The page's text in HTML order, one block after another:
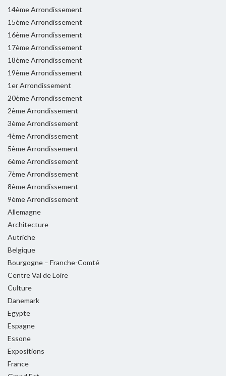
14ème Arrondissement
15ème Arrondissement
16ème Arrondissement
17ème Arrondissement
18ème Arrondissement
19ème Arrondissement
1er Arrondissement
20ème Arrondissement
2ème Arrondissement
3ème Arrondissement
4ème Arrondissement
5ème Arrondissement
6ème Arrondissement
7ème Arrondissement
8ème Arrondissement
9ème Arrondissement
Allemagne
Architecture
Autriche
Belgique
Bourgogne – Franche-Comté
Centre Val de Loire
Culture
Danemark
Egypte
Espagne
Essone
Expositions
France